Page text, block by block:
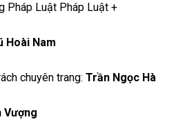
Pháp Luật Pháp Luật +
Hoài Nam
chuyên trang: Trần Ngọc Hà
Vượng